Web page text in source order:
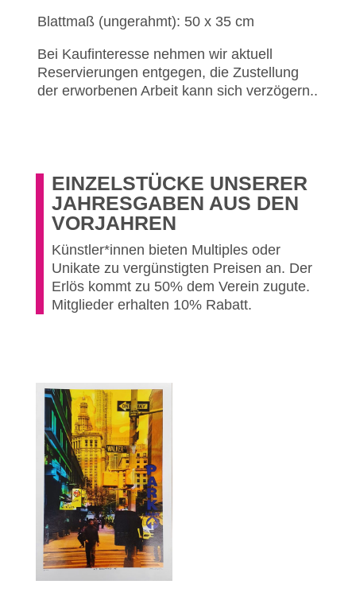
Blattmaß (ungerahmt): 50 x 35 cm
Bei Kaufinteresse nehmen wir aktuell
Reservierungen entgegen, die Zustellung
der erworbenen Arbeit kann sich verzögern..
EINZELSTÜCKE UNSERER
JAHRESGABEN AUS DEN
VORJAHREN
Künstler*innen bieten Multiples oder
Unikate zu vergünstigten Preisen an. Der
Erlös kommt zu 50% dem Verein zugute.
Mitglieder erhalten 10% Rabatt.